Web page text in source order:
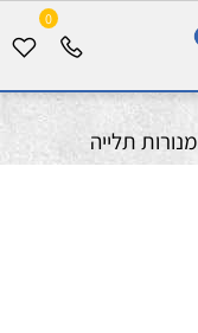
0
מנורות תלייה